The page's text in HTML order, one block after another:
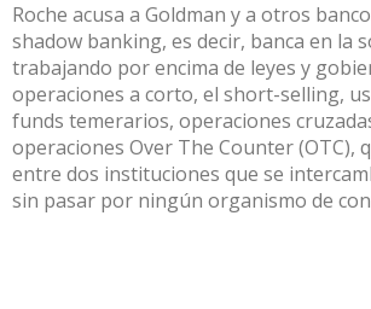
Roche acusa a Goldman y a otros
shadow banking, es decir, banca en la
trabajando por encima de leyes y
operaciones a corto, el short-selling,
funds temerarios, operaciones
operaciones Over The Counter (OTC),
entre dos instituciones que se
sin pasar por ningún organismo de